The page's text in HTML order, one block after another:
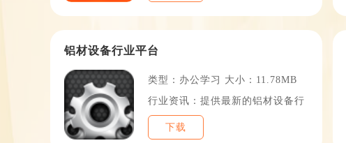
铝材设备行业平台
类型：办公学习 大小：11.78MB
行业资讯：提供最新的铝材设备行
下载